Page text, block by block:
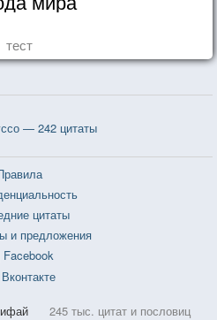
тест
— 242 цитаты
цитаты
и предложения
Facebook
Вконтакте
245 тыс. цитат и пословиц